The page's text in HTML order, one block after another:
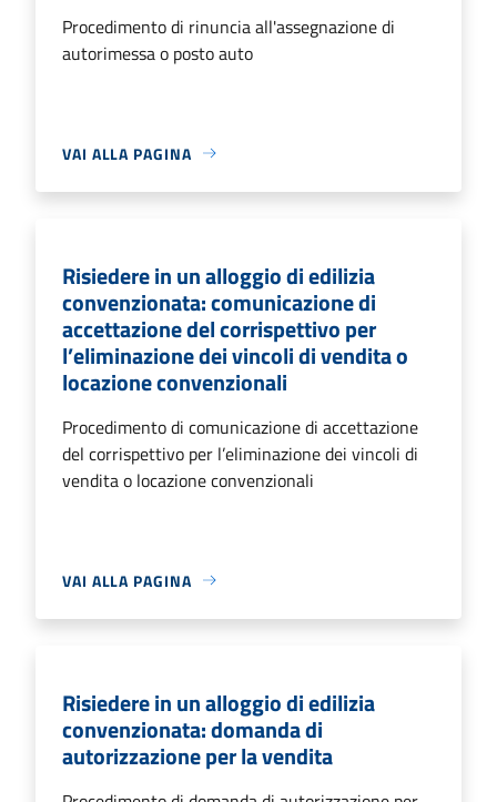
Procedimento di rinuncia all'assegnazione di
autorimessa o posto auto
VAI ALLA PAGINA
Risiedere in un alloggio di edilizia
convenzionata: comunicazione di
accettazione del corrispettivo per
l’eliminazione dei vincoli di vendita o
locazione convenzionali
Procedimento di comunicazione di accettazione
del corrispettivo per l’eliminazione dei vincoli di
vendita o locazione convenzionali
VAI ALLA PAGINA
Risiedere in un alloggio di edilizia
convenzionata: domanda di
autorizzazione per la vendita